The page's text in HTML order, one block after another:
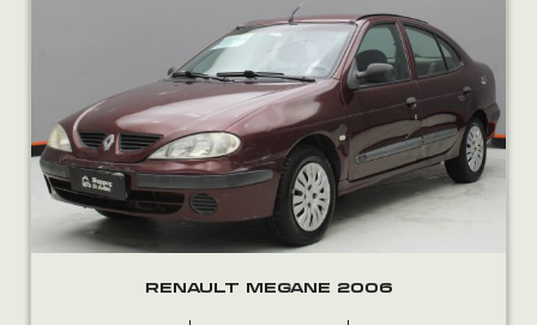
Encontranos en
RENAULT MEGANE 2006